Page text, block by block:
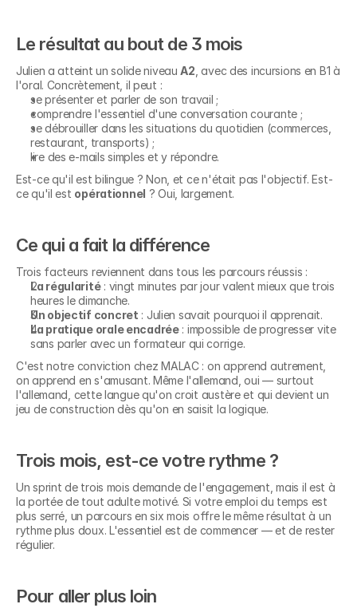
Le résultat au bout de 3 mois
Julien a atteint un solide niveau A2 , avec des incursions en B1 à
l'oral. Concrètement, il peut :
se présenter et parler de son travail ;
comprendre l'essentiel d'une conversation courante ;
se débrouiller dans les situations du quotidien (commerces,
restaurant, transports) ;
lire des e-mails simples et y répondre.
Est-ce qu'il est bilingue ? Non, et ce n'était pas l'objectif. Est-
ce qu'il est opérationnel ? Oui, largement.
Ce qui a fait la différence
Trois facteurs reviennent dans tous les parcours réussis :
La régularité : vingt minutes par jour valent mieux que trois
heures le dimanche.
Un objectif concret : Julien savait pourquoi il apprenait.
La pratique orale encadrée : impossible de progresser vite
sans parler avec un formateur qui corrige.
C'est notre conviction chez MALAC : on apprend autrement,
on apprend en s'amusant. Même l'allemand, oui — surtout
l'allemand, cette langue qu'on croit austère et qui devient un
jeu de construction dès qu'on en saisit la logique.
Trois mois, est-ce votre rythme ?
Un sprint de trois mois demande de l'engagement, mais il est à
la portée de tout adulte motivé. Si votre emploi du temps est
plus serré, un parcours en six mois offre le même résultat à un
rythme plus doux. L'essentiel est de commencer — et de rester
régulier.
Pour aller plus loin